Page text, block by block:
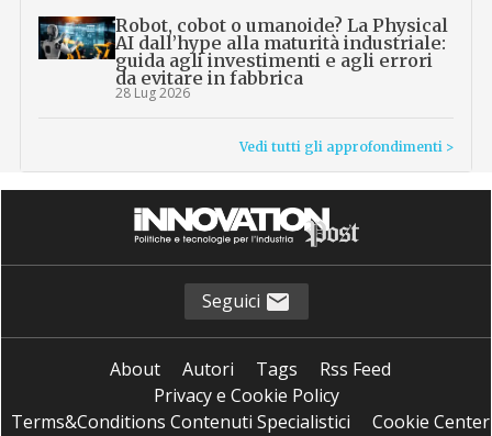
Robot, cobot o umanoide? La Physical
AI dall’hype alla maturità industriale:
guida agli investimenti e agli errori
da evitare in fabbrica
28 Lug 2026
Vedi tutti gli approfondimenti >
Seguici
About Autori Tags
Rss Feed
Privacy e Cookie Policy
Terms&Conditions Contenuti Specialistici
Cookie Center